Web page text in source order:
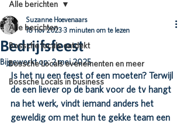
Alle berichten
Bossche locals ontdekt
Bossche Locals evenementen en meer
Bossche Locals in business
Alle berichten
Bedrijfsfeest
Suzanne Hoevenaars
18 nov 2023 3 minuten om te lezen
Bijgewerkt op:2 mei 2025
Is het nu een feest of een moeten? Terwijl
de een liever op de bank voor de tv hangt
na het werk, vindt iemand anders het
geweldig om met hun te gekke team een